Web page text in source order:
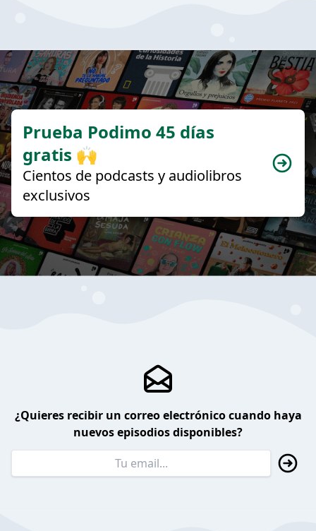
Prueba Podimo 45 días
gratis 🙌
Cientos de podcasts y audiolibros
exclusivos
¿Quieres recibir un correo electrónico cuando haya
nuevos episodios disponibles?